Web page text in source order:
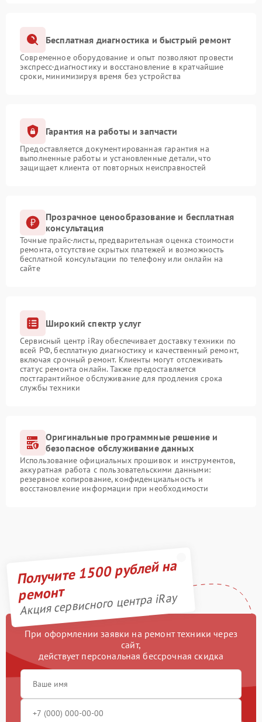
Бесплатная диагностика и быстрый ремонт
Современное оборудование и опыт позволяют провести
экспресс-диагностику и восстановление в кратчайшие
сроки, минимизируя время без устройства
Гарантия на работы и запчасти
Предоставляется документированная гарантия на
выполненные работы и установленные детали, что
защищает клиента от повторных неисправностей
Прозрачное ценообразование и бесплатная
консультация
Точные прайс-листы, предварительная оценка стоимости
ремонта, отсутствие скрытых платежей и возможность
бесплатной консультации по телефону или онлайн на
сайте
Широкий спектр услуг
Сервисный центр iRay обеспечивает доставку техники по
всей РФ, бесплатную диагностику и качественный ремонт,
включая срочный ремонт. Клиенты могут отслеживать
статус ремонта онлайн. Также предоставляется
постгарантийное обслуживание для продления срока
службы техники
Оригинальные программные решение и
безопасное обслуживание данных
Использование официальных прошивок и инструментов,
аккуратная работа с пользовательскими данными:
резервное копирование, конфиденциальность и
восстановление информации при необходимости
Получите 1500 рублей на
ремонт
Акция сервисного центра iRay
При оформлении заявки на ремонт техники через
сайт,
действует персональная бессрочная скидка